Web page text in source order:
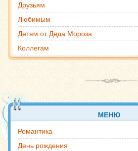
Друзьям
Любимым
Детям от Деда Мороза
Коллегам
МЕНЮ
Романтика
День рождения